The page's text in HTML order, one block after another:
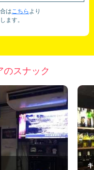
はこちら より
ます。
のスナック